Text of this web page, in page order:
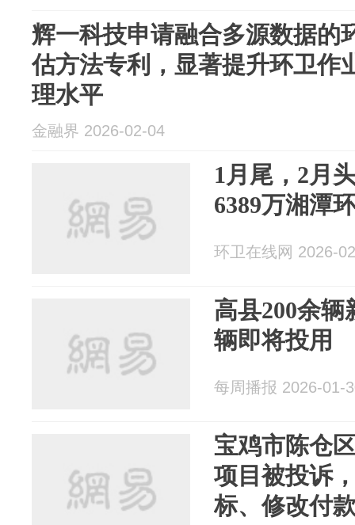
辉一科技申请融合多源数据的
估方法专利，显著提升环卫作
理水平
金融界 2026-02-04
1月尾，2月
6389万湘潭
环卫在线网 2026-
高县200余
辆即将投用
每周播报 2026-01-
宝鸡市陈仓
项目被投诉
标、修改付